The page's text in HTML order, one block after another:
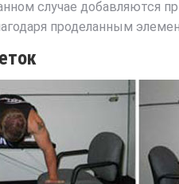
случае добавляются
проделанным